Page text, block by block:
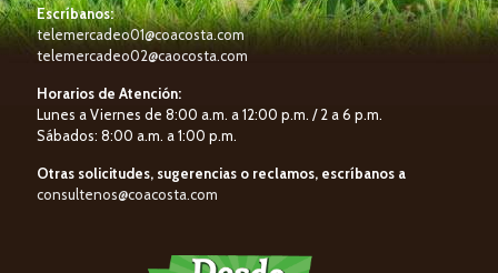
Escríbanos:
telemercadeo01@coacosta.com
telemercadeo02@caocosta.com
Horarios de Atención:
Lunes a Viernes de 8:00 a.m. a 12:00 p.m. / 2 a 6 p.m.
Sábados: 8:00 a.m. a 1:00 p.m.
Otras solicitudes, sugerencias o reclamos, escríbanos a
consultenos@coacosta.com